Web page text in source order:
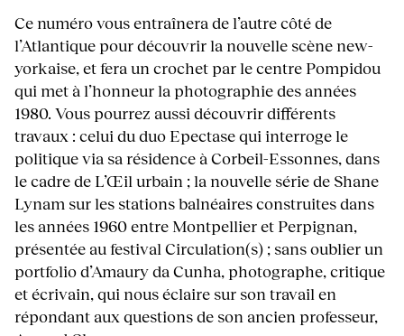
Ce numéro vous entraînera de l’autre côté de
l’Atlantique pour découvrir la nouvelle scène new-
yorkaise, et fera un crochet par le centre Pompidou
qui met à l’honneur la photographie des années
1980. Vous pourrez aussi découvrir différents
travaux : celui du duo Epectase qui interroge le
politique via sa résidence à Corbeil-Essonnes, dans
le cadre de L’Œil urbain ; la nouvelle série de Shane
Lynam sur les stations balnéaires construites dans
les années 1960 entre Montpellier et Perpignan,
présentée au festival Circulation(s) ; sans oublier un
portfolio d’Amaury da Cunha, photographe, critique
et écrivain, qui nous éclaire sur son travail en
répondant aux questions de son ancien professeur,